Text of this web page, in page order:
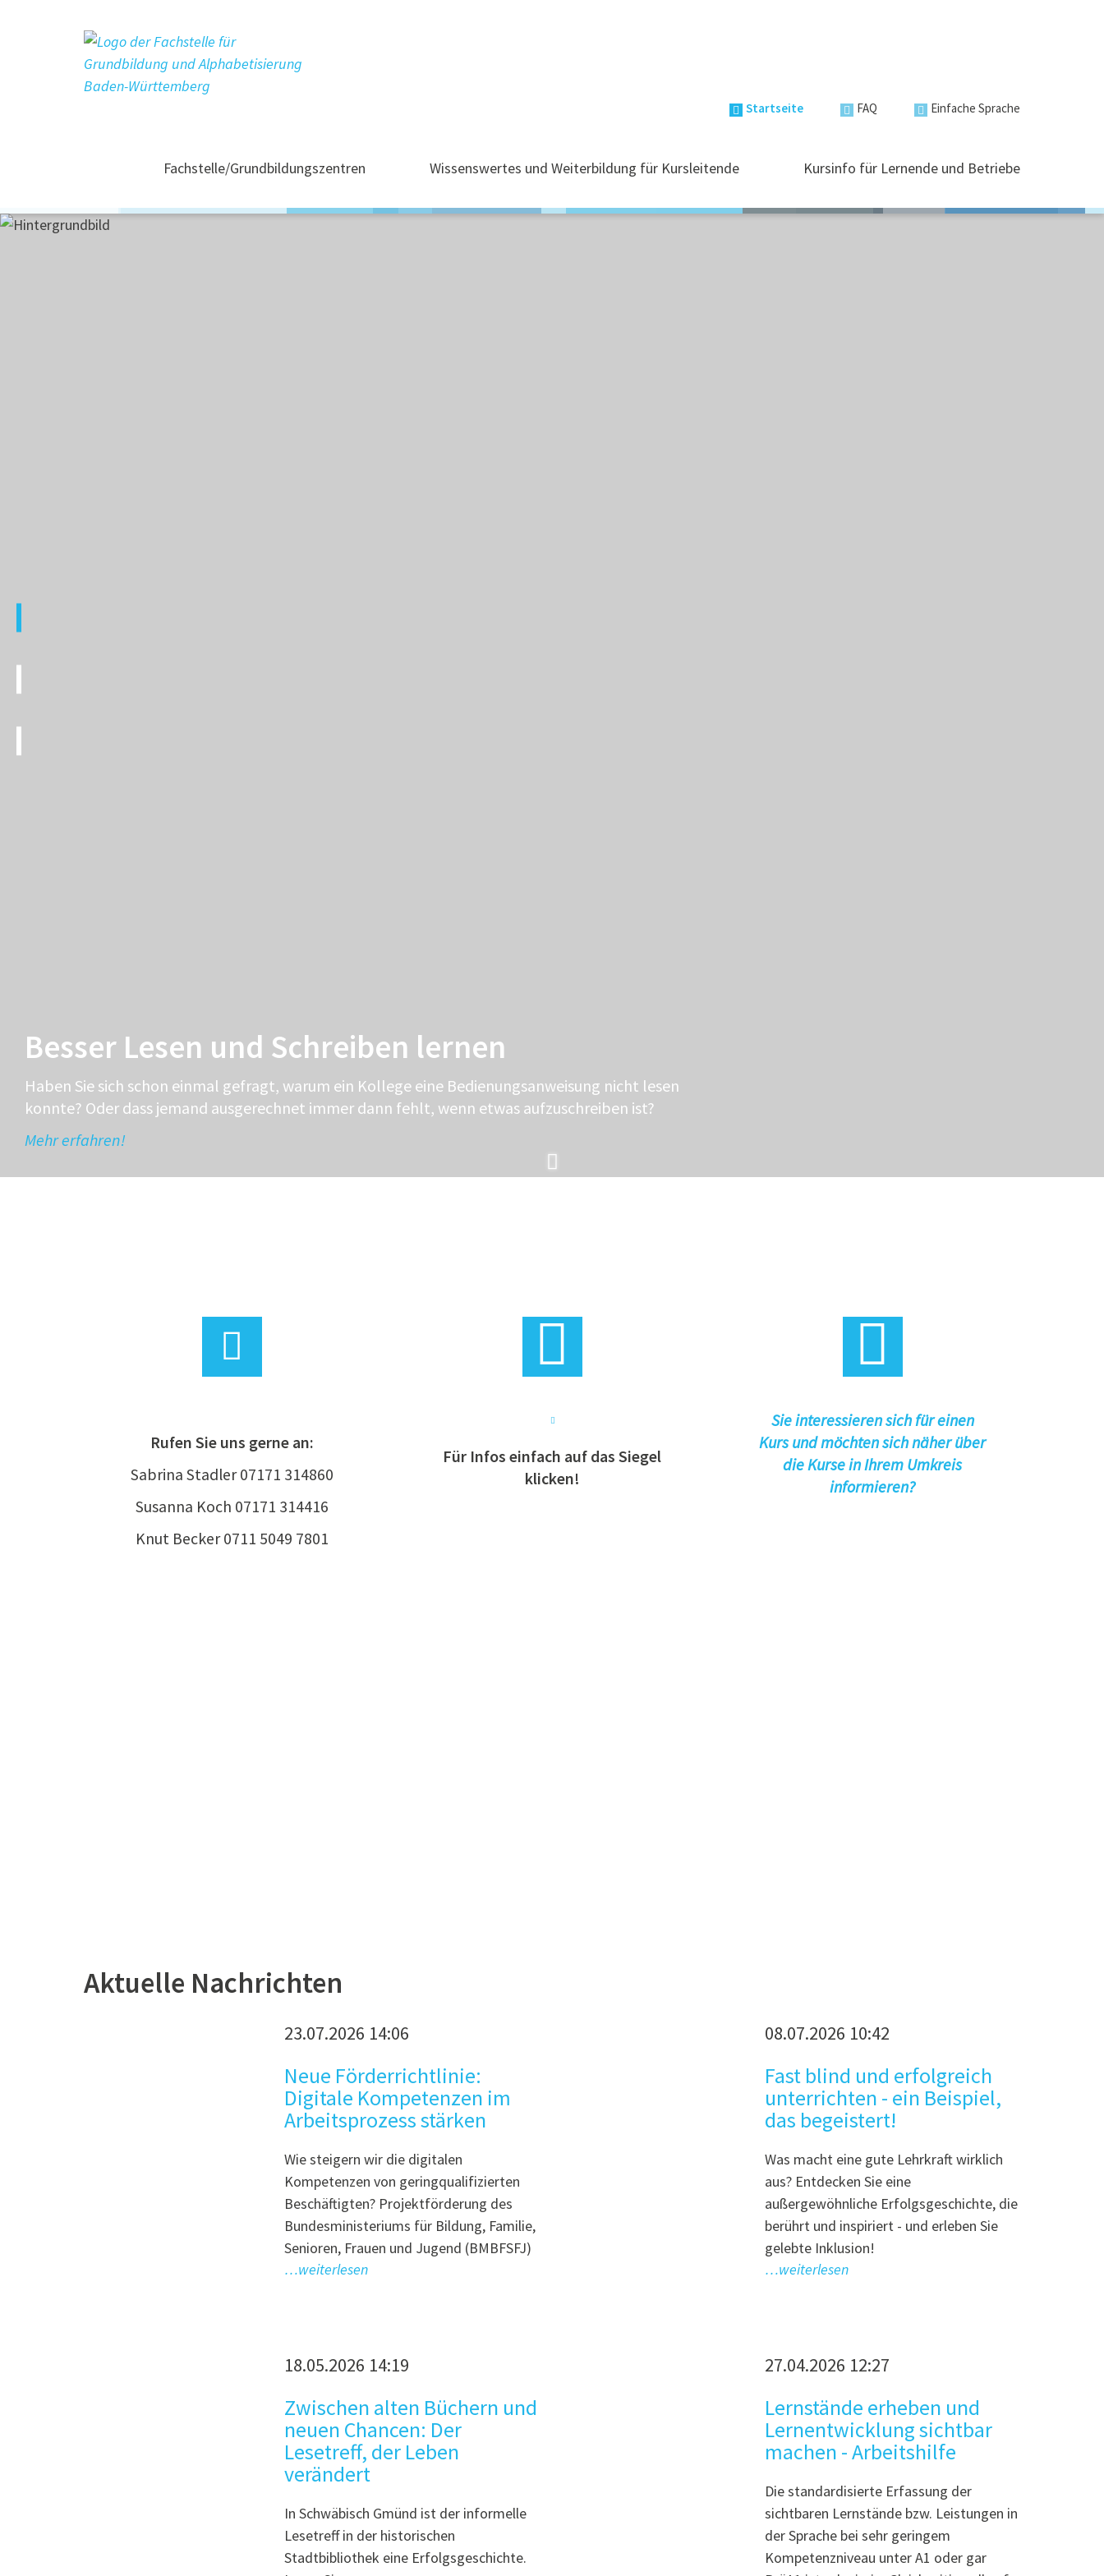
Startseite FAQ Einfache Sprache
Fachstelle/Grundbildungszentren
Was wir machen
Wissenswertes und Weiterbildung für Kursleitende
Funktionaler
Kursinfo für Lernende und Betriebe
Infos zu Kursen
Ich lerne jetzt
Besser Lesen und Schreiben lernen
Haben Sie sich schon einmal gefragt, warum ein Kollege eine Bedienungsanweisung nicht lesen
konnte? Oder dass jemand ausgerechnet immer dann fehlt, wenn etwas aufzuschreiben ist?
Mehr erfahren!
Rufen Sie uns gerne an:
Sabrina Stadler 07171 314860
Susanna Koch 07171 314416
Knut Becker 0711 5049 7801
Für Infos einfach auf das Siegel
klicken!
Sie interessieren sich für einen
Kurs und möchten sich näher über
die Kurse in Ihrem Umkreis
informieren?
Aktuelle Nachrichten
23.07.2026 14:06
Neue Förderrichtlinie:
Digitale Kompetenzen im
Arbeitsprozess stärken
Wie steigern wir die digitalen
Kompetenzen von geringqualifizierten
Beschäftigten? Projektförderung des
Bundesministeriums für Bildung, Familie,
Senioren, Frauen und Jugend (BMBFSFJ)
…weiterlesen
08.07.2026 10:42
Fast blind und erfolgreich
unterrichten - ein Beispiel,
das begeistert!
Was macht eine gute Lehrkraft wirklich
aus? Entdecken Sie eine
außergewöhnliche Erfolgsgeschichte, die
berührt und inspiriert - und erleben Sie
gelebte Inklusion!
…weiterlesen
18.05.2026 14:19
Zwischen alten Büchern und
neuen Chancen: Der
Lesetreff, der Leben
verändert
In Schwäbisch Gmünd ist der informelle
Lesetreff in der historischen
Stadtbibliothek eine Erfolgsgeschichte.
27.04.2026 12:27
Lernstände erheben und
Lernentwicklung sichtbar
machen - Arbeitshilfe
Die standardisierte Erfassung der
sichtbaren Lernstände bzw. Leistungen in
der Sprache bei sehr geringem
Kompetenzniveau unter A1 oder gar